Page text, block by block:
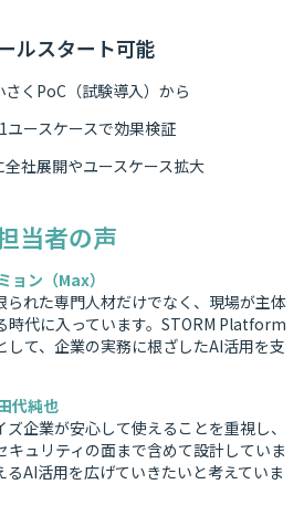
ルスタート可能
さくPoC（試験導入）から
ユースケースで効果検証
全社展開やユースケース拡大
当者の声
ョン（Max）
られた専門人材だけでなく、現場が主体
時代に入っています。STORM Platform
して、企業の実務に根ざしたAI活用を支
代純也
企業が安心して使えることを重視し、
キュリティの面まで含めて設計していま
るAI活用を広げていきたいと考えていま